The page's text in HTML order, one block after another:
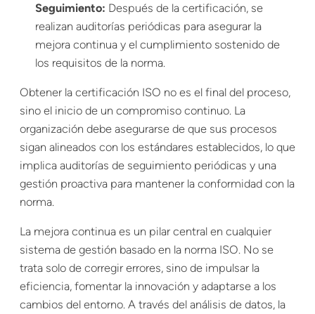
Seguimiento: Después de la certificación, se
realizan auditorías periódicas para asegurar la
mejora continua y el cumplimiento sostenido de
los requisitos de la norma.
Obtener la certificación ISO no es el final del proceso,
sino el inicio de un compromiso continuo. La
organización debe asegurarse de que sus procesos
sigan alineados con los estándares establecidos, lo que
implica auditorías de seguimiento periódicas y una
gestión proactiva para mantener la conformidad con la
norma.
La mejora continua es un pilar central en cualquier
sistema de gestión basado en la norma ISO. No se
trata solo de corregir errores, sino de impulsar la
eficiencia, fomentar la innovación y adaptarse a los
cambios del entorno. A través del análisis de datos, la